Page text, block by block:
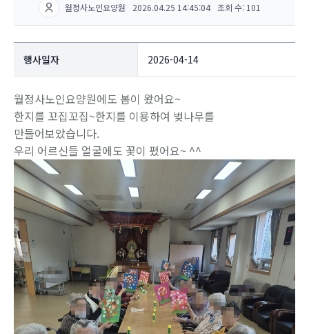
월정사노인요양원 2026.04.25 14:45:04 조회 수: 101
행사일자 2026-04-14
월정사노인요양원에도 봄이 왔어요~
한지를 꼬집꼬집~한지를 이용하여 벚나무를
만들어보았습니다.
우리 어르신들 얼굴에도 꽃이 폈어요~ ^^